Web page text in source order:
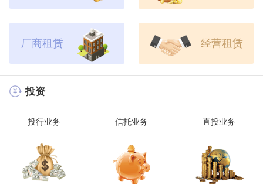
厂商租赁 经营租赁
投资
投行业务 信托业务 直投业务